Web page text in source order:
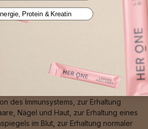
zur normalen Funktion
Schutz der Zellen vor oxidativem
von Haut und Haaren, zum
, Kohlenhydrat-, Fettsäure-
zu einem normalen Vitamin-A-
normalen Energiestoffwechsel, zu
des Immunsystems, zur Erhaltung
Nägel und Haut, zur Erhaltung eines
im Blut, zur Erhaltung normaler
Protein & Kreatin